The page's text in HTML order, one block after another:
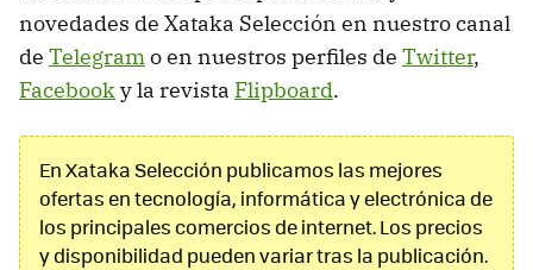
novedades de Xataka Selección en nuestro canal
de Telegramo en nuestros perfiles de Twitter,
Facebooky la revista Flipboard.
En Xataka Selección publicamos las mejores
ofertas en tecnología, informática y electrónica de
los principales comercios de internet. Los precios
y disponibilidad pueden variar tras la publicación.